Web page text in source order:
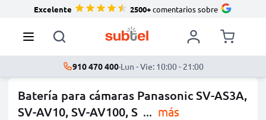
Excelente 2500+comentarios sobre
910 470 400·Lun - Vie: 10:00 - 21:00
Batería para cámaras Panasonic SV-AS3A,
SV-AV10, SV-AV100, S ... más